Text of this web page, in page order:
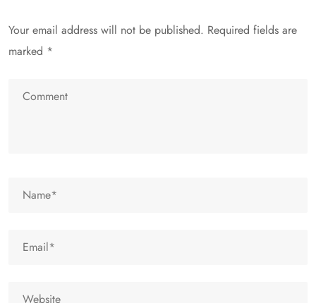
Your email address will not be published. Required fields are
marked *